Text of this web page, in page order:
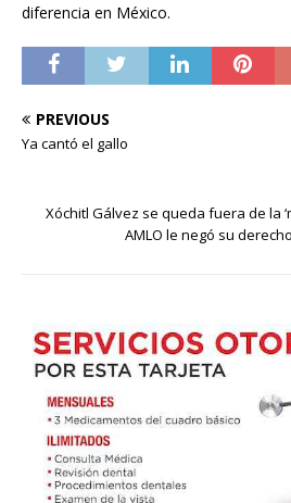
diferencia en México.
PREVIOUS
Ya cantó el gallo
Xóchitl Gálvez se queda fuera de la
AMLO le negó su